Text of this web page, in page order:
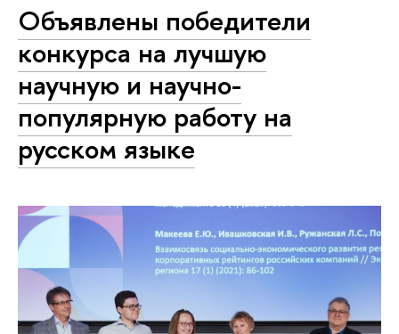
Объявлены победители
конкурса на лучшую
научную и научно-
популярную работу на
русском языке